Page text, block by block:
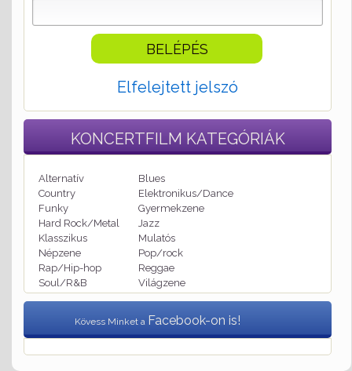
Elfelejtett jelszó
KONCERTFILM KATEGÓRIÁK
Alternatív
Blues
Country
Elektronikus/Dance
Funky
Gyermekzene
Hard Rock/Metal
Jazz
Klasszikus
Mulatós
Népzene
Pop/rock
Rap/Hip-hop
Reggae
Soul/R&B
Világzene
Kövess Minket a Facebook-on is!